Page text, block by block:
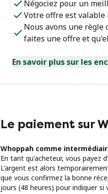
Négociez pour un
Votre offre est valable
Nous avons une règle
faites une offre et
En savoir plus sur les
Le paiement sur
Whoppah comme
En tant qu'acheteur, vous payez
L'argent est alors
que vous confirmez la bonne
jours (48 heures) pour indiquer